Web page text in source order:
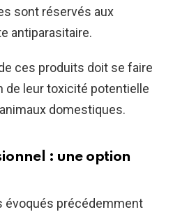
sont réservés aux
antiparasitaire.
ces produits doit se faire
de leur toxicité potentielle
domestiques.
: une option
évoqués précédemment